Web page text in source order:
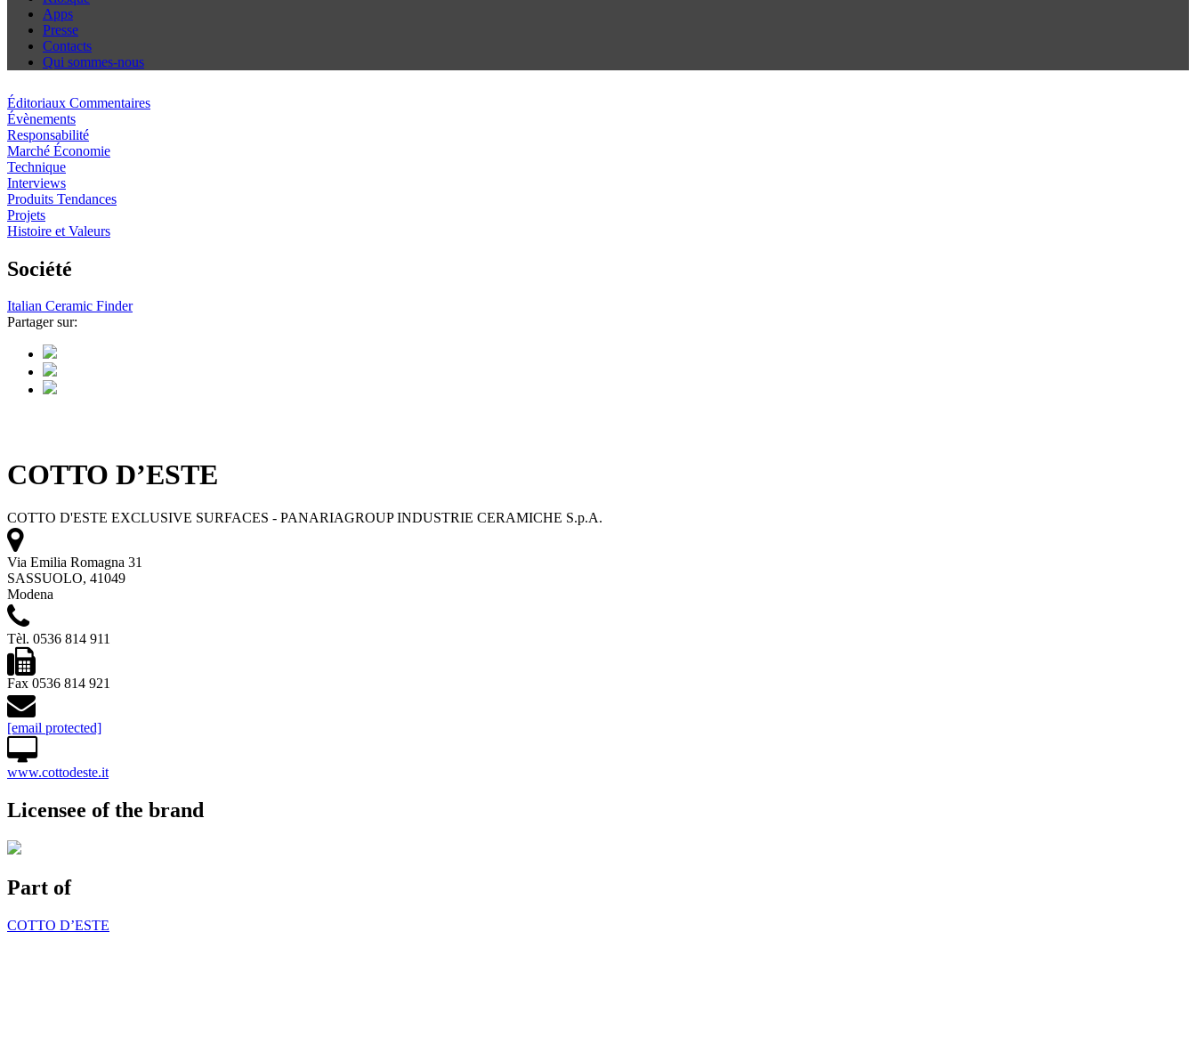
Apps
Presse
Contacts
Qui sommes-nous
Éditoriaux Commentaires
Évènements
Responsabilité
Marché Économie
Technique
Interviews
Produits Tendances
Projets
Histoire et Valeurs
Société
Italian Ceramic Finder
Partager sur:
COTTO D’ESTE
COTTO D'ESTE EXCLUSIVE SURFACES - PANARIAGROUP INDUSTRIE CERAMICHE S.p.A.
Via Emilia Romagna 31
SASSUOLO, 41049
Modena
Tèl. 0536 814 911
Fax 0536 814 921
[email protected]
www.cottodeste.it
Licensee of the brand
Part of
COTTO D’ESTE